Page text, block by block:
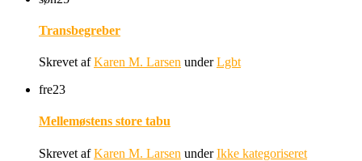
Transbegreber
Skrevet afKaren M. Larsen underLgbt
fre23
Mellemøstens store tabu
Skrevet afKaren M. Larsen underIkke kategoriseret